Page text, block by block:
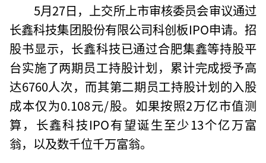
5月27日，上交所上市审核委员会审议通过
长鑫科技集团股份有限公司科创板IPO申请。招
股书显示，长鑫科技已通过合肥集鑫等持股平
台实施了两期员工持股计划，累计完成授予高
达6760人次，而其第二期员工持股计划的入股
成本仅为0.108元/股。如果按照2万亿市值测
算，长鑫科技IPO有望诞生至少13个亿万富
翁，以及数千位千万富翁。